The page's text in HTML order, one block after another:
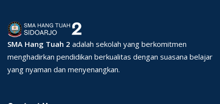
SMA Hang Tuah 2 adalah sekolah yang berkomitmen
menghadirkan pendidikan berkualitas dengan suasana belajar
yang nyaman dan menyenangkan.